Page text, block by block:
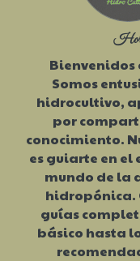
Bienvenidos
Somos
hidrocultivo,
por
conocimiento.
es guiarte en el
mundo de la
hidropónica.
guías
básico hasta